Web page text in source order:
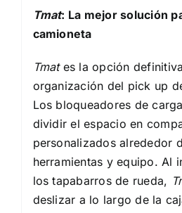
largo
cantidad
Tmat: La mejor solución
camioneta
Tmates la opción
organización del pick up
Los bloqueadores de
dividir el espacio en
personalizados alrededor
herramientas y equipo. Al
los tapabarros de rueda,
deslizar a lo largo de la